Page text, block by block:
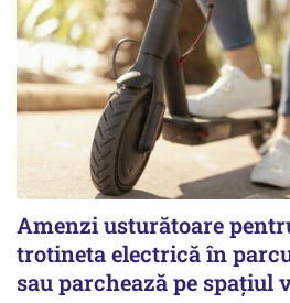
Amenzi usturătoare
trotineta electrică în
sau parchează pe spațiul